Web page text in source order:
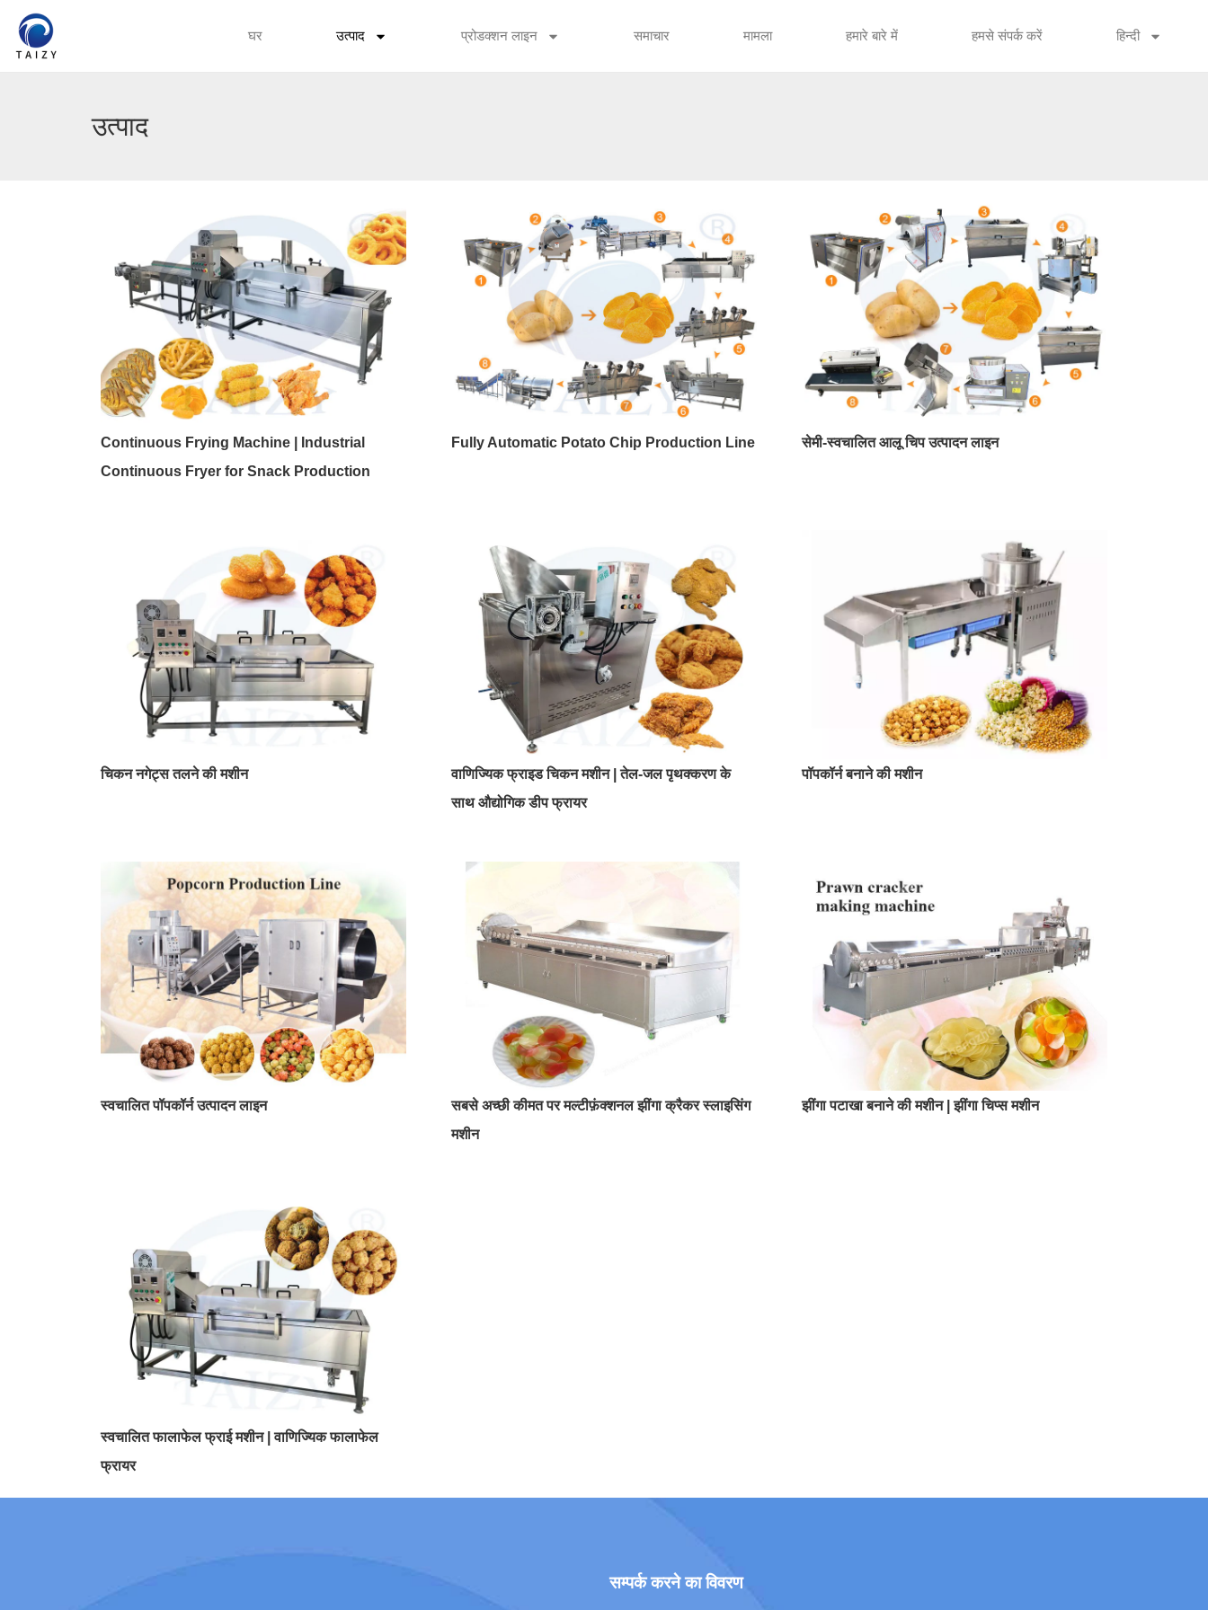
घर उत्पाद प्रोडक्शन लाइन समाचार मामला हमारे बारे में हमसे संपर्क करें हिन्दी
उत्पाद
Continuous Frying Machine | Industrial
Continuous Fryer for Snack Production
Fully Automatic Potato Chip Production Line सेमी-स्वचालित आलू चिप उत्पादन लाइन
चिकन नगेट्स तलने की मशीन
वाणिज्यिक फ्राइड चिकन मशीन | तेल-जल पृथक्करण के
साथ औद्योगिक डीप फ्रायर
पॉपकॉर्न बनाने की मशीन
स्वचालित पॉपकॉर्न उत्पादन लाइन
सबसे अच्छी कीमत पर मल्टीफ़ंक्शनल झींगा क्रैकर स्लाइसिंग
मशीन
झींगा पटाखा बनाने की मशीन | झींगा चिप्स मशीन
स्वचालित फालाफेल फ्राई मशीन | वाणिज्यिक फालाफेल
फ्रायर
सम्पर्क करने का विवरण